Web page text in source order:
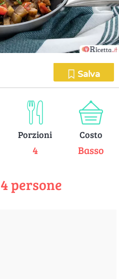
Salva
Porzioni
4
Costo
Basso
persone